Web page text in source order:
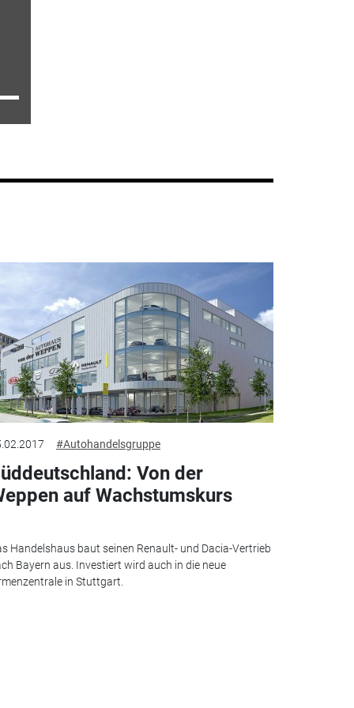
#Autohandelsgruppe
Von der
auf Wachstumskurs
Handelshaus baut seinen Renault- und Dacia-Vertrieb
Bayern aus. Investiert wird auch in die neue
in Stuttgart.